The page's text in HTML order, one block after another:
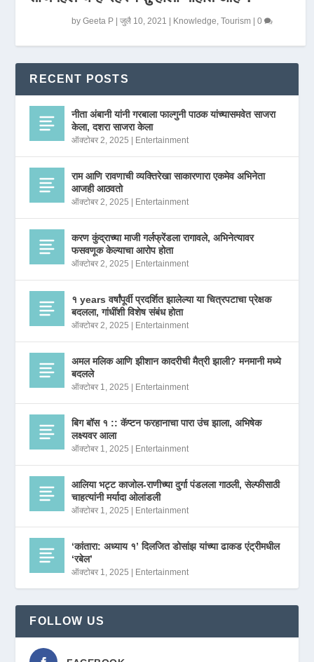
byGeeta P |जुलै 10, 2021 Knowledge,Tourism |0
RECENT POSTS
नीता अंबानी यांनी गरबाला फाल्गुनी पाठक यांच्यासमवेत साजरा
केला, दशरा साजरा केला
ऑक्टोबर 2, 2025 Entertainment
राम आणि रावणाची व्यक्तिरेखा साकारणारा एकमेव अभिनेता
आजही आठवतो
ऑक्टोबर 2, 2025 Entertainment
करण कुंद्राच्या माजी गर्लफ्रेंडला रागावले, अभिनेत्यावर
फसवणूक केल्याचा आरोप होता
ऑक्टोबर 2, 2025 Entertainment
१ years वर्षांपूर्वी प्रदर्शित झालेल्या या चित्रपटाचा प्रेक्षक
बदलला, गांधींशी विशेष संबंध होता
ऑक्टोबर 2, 2025 Entertainment
अमल मलिक आणि झीशान कादरीची मैत्री झाली? मनमानी मध्ये
बदलले
ऑक्टोबर 1, 2025 Entertainment
बिग बॉस १ :: कॅप्टन फरहानाचा पारा उंच झाला, अभिषेक
लक्ष्यवर आला
ऑक्टोबर 1, 2025 Entertainment
आलिया भट्ट काजोल-राणीच्या दुर्गा पंडलला गाठली, सेल्फीसाठी
चाहत्यांनी मर्यादा ओलांडली
ऑक्टोबर 1, 2025 Entertainment
‘कांतारा: अध्याय १’ दिलजित डोसांझ यांच्या ढाकड एंट्रीमधील
‘रबेल’
ऑक्टोबर 1, 2025 Entertainment
FOLLOW US